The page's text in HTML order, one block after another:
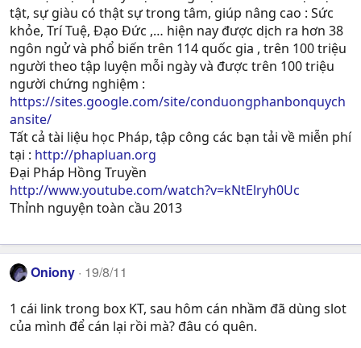
tật, sự giàu có thật sự trong tâm, giúp nâng cao : Sức
khỏe, Trí Tuệ, Ðạo Ðức ,… hiện nay được dịch ra hơn 38
ngôn ngử và phổ biến trên 114 quốc gia , trên 100 triệu
người theo tập luyện mỗi ngày và được trên 100 triệu
người chứng nghiệm :
https://sites.google.com/site/conduongphanbonquych
ansite/
Tất cả tài liệu học Pháp, tập công các bạn tải về miễn phí
tại : http://phapluan.org
Đại Pháp Hồng Truyền
http://www.youtube.com/watch?v=kNtElryh0Uc
Thỉnh nguyện toàn cầu 2013
Oniony 19/8/11
1 cái link trong box KT, sau hôm cán nhầm đã dùng slot
của mình để cán lại rồi mà? đâu có quên.